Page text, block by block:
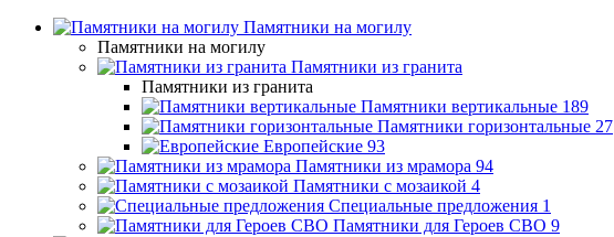
Памятники на могилу
Памятники на могилу
Памятники из гранита
Памятники из гранита
Памятники вертикальные 189
Памятники горизонтальные 27
Европейские 93
Памятники из мрамора 94
Памятники с мозаикой 4
Специальные предложения 1
Памятники для Героев СВО 9